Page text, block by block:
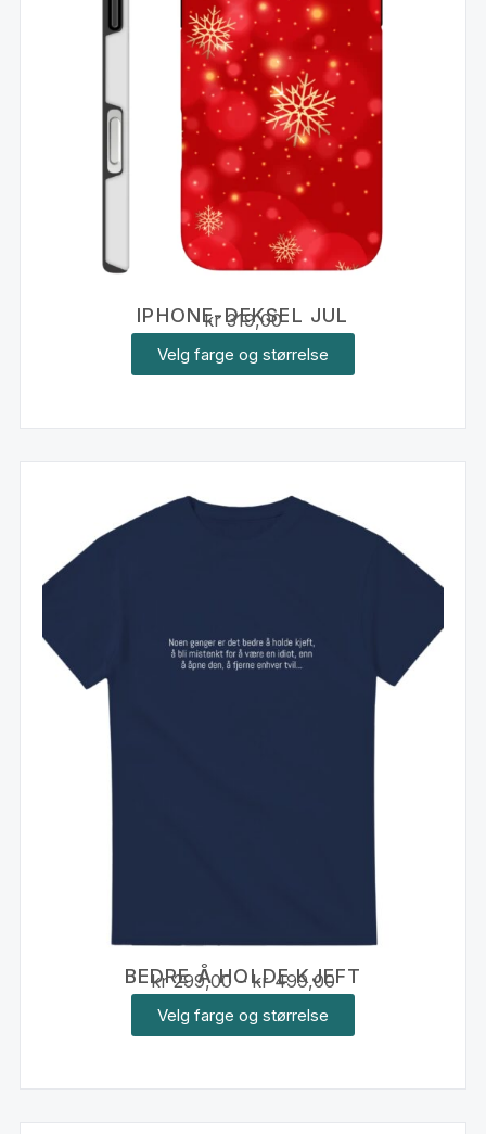
IPHONE-DEKSEL JUL
kr 319,00
Velg farge og størrelse
BEDRE Å HOLDE KJEFT
kr299,00 – kr499,00
Velg farge og størrelse